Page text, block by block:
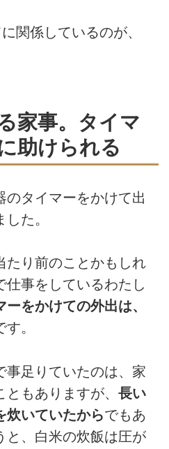
関係しているのが、
家事。タイマ
助けられる
のタイマーをかけて出
た。
たり前のことかもしれ
仕事をしているわたし
をかけての外出は、
。
事足りていたのは、家
もありますが、 長い
炊いていたからでもあ
と、白米の炊飯は圧が